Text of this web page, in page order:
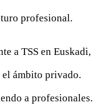
profesional.
a TSS en Euskadi,
el ámbito privado.
a profesionales.